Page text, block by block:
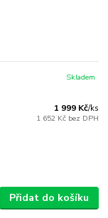
1 999 Kč/ks
1 652 Kč bez DPH
Skladem
Přidat do košíku